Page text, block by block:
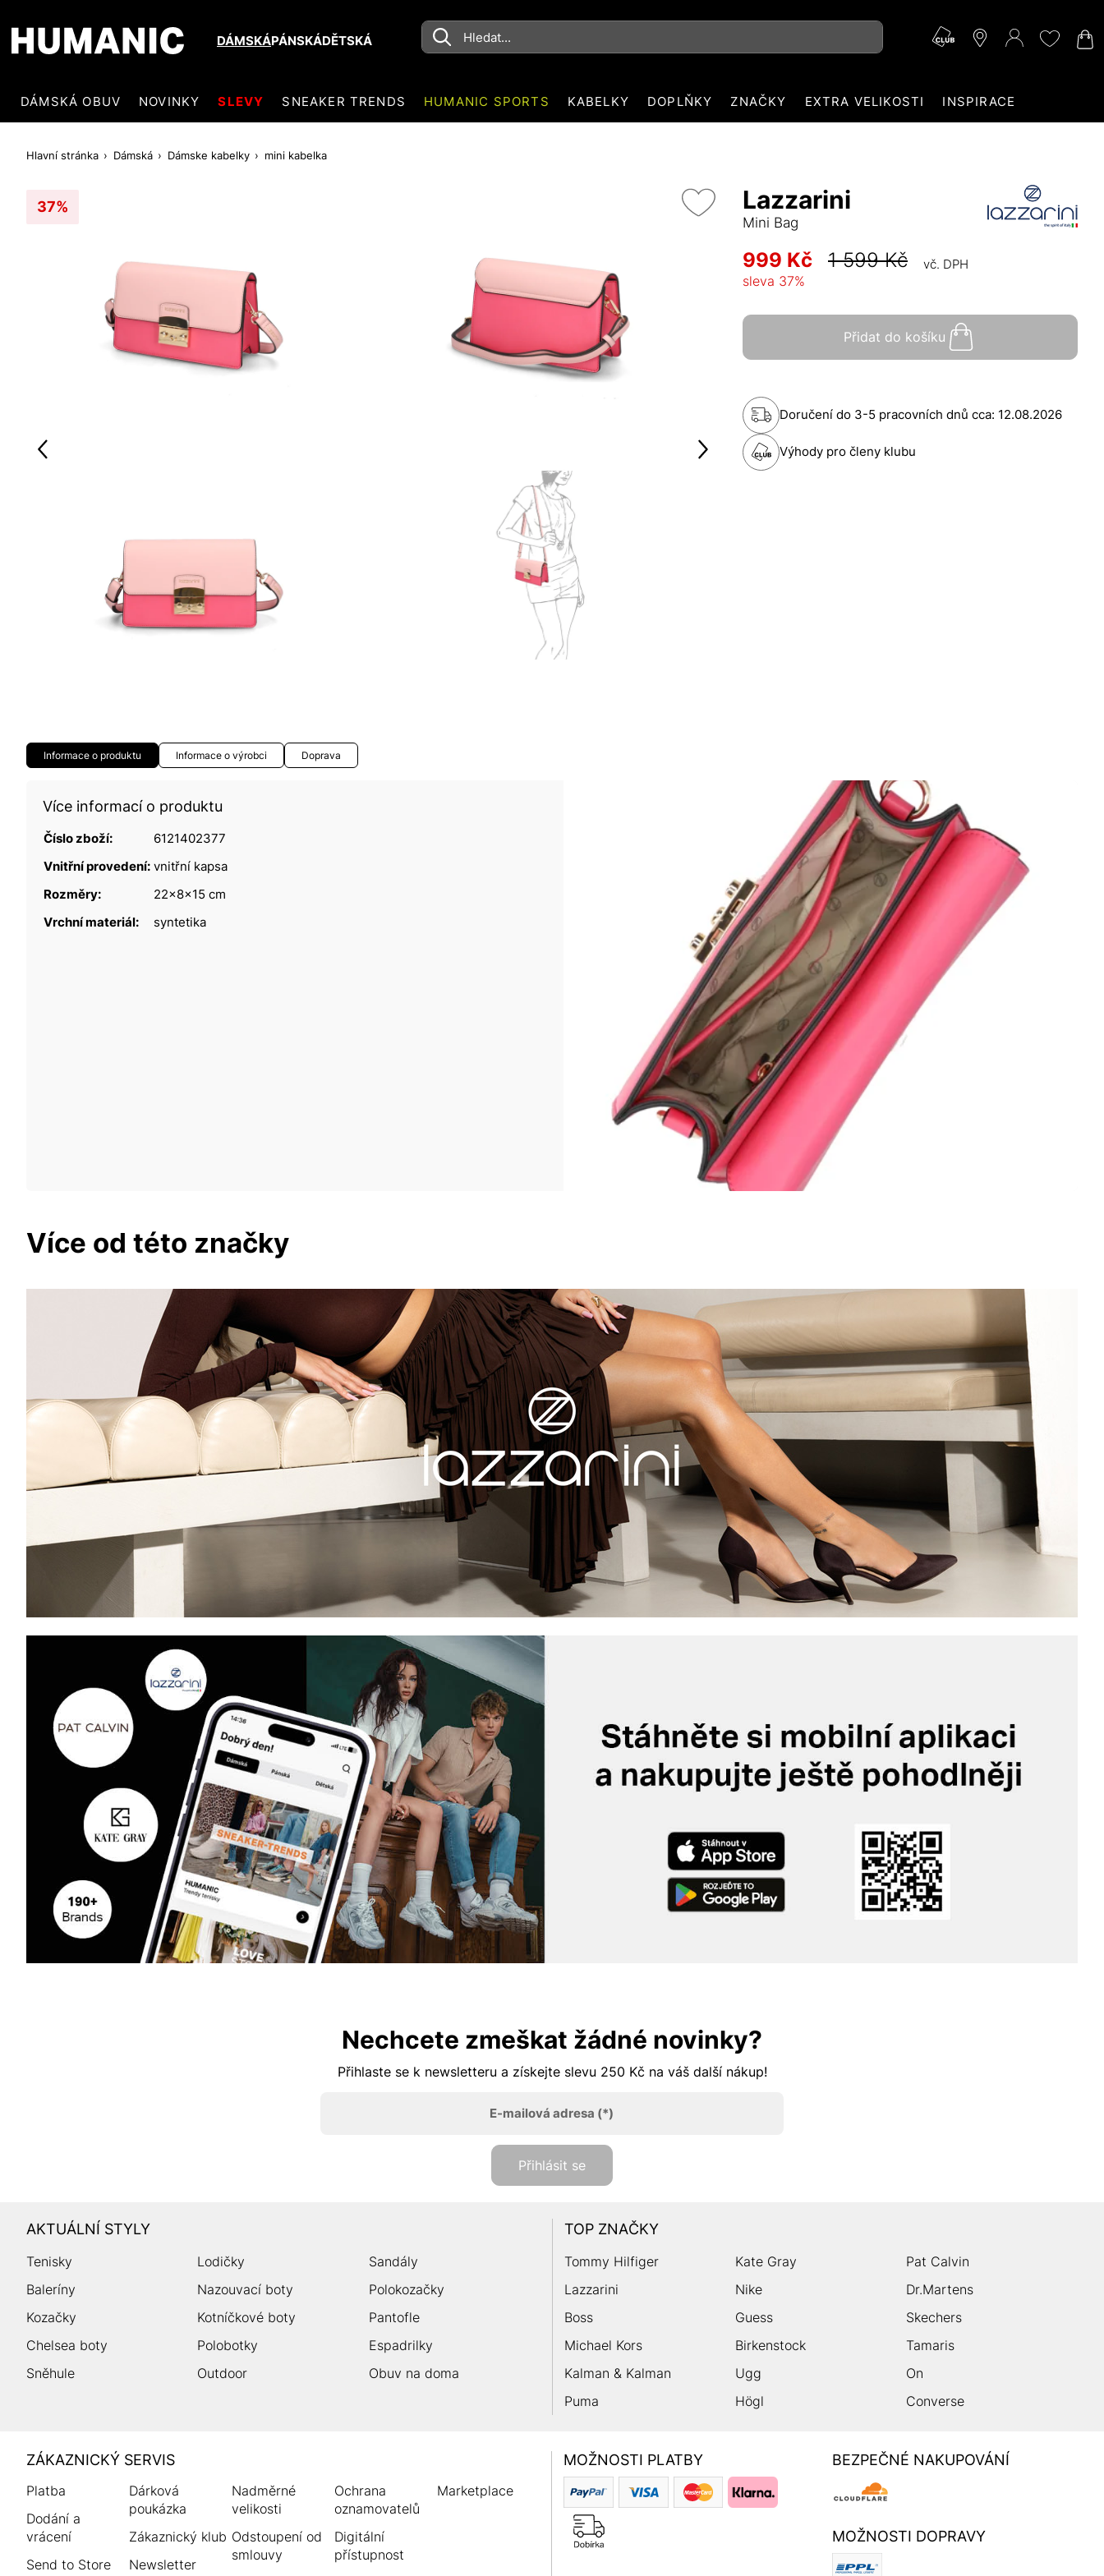
DÁMSKÁPÁNSKÁDĚTSKÁ
DÁMSKÁ OBUV NOVINKY SLEVY SNEAKER TRENDS HUMANIC SPORTS KABELKY DOPLŇKY ZNAČKY EXTRA VELIKOSTI INSPIRACE
Hlavní stránka Dámská Dámske kabelky mini kabelka
37% Lazzarini
Mini Bag
999 Kč 1 599 Kč vč. DPH
sleva 37%
Přidat do košíku
Doručení do 3-5 pracovních dnů cca: 12.08.2026
Výhody pro členy klubu
Informace o produktu Informace o výrobci Doprava
Více informací o produktu
Číslo zboží:
6121402377
Vnitřní provedení: vnitřní kapsa
Rozměry:
22x8x15 cm
Vrchní materiál:
syntetika
Více od této značky
Nechcete zmeškat žádné novinky?
Přihlaste se k newsletteru a získejte slevu 250 Kč na váš další nákup!
E-mailová adresa (*)
Přihlásit se
AKTUÁLNÍ STYLY
Tenisky Lodičky
Sandály
Baleríny
Nazouvací boty
Polokozačky
Kozačky
Kotníčkové boty
Pantofle
Chelsea boty
Polobotky
Espadrilky
Sněhule
Outdoor Obuv na doma
TOP ZNAČKY
Tommy Hilfiger Kate Gray
Pat Calvin
Lazzarini
Nike
Dr.Martens
Boss
Guess
Skechers
Michael Kors
Birkenstock
Tamaris
Kalman & Kalman
Ugg
On
Puma
Högl Converse
HUMANIC
Zápatí
ZÁKAZNICKÝ SERVIS
Platba
Dodání a
vrácení
Send to Store
Dárková
poukázka
Zákaznický klub
Newsletter
Nadměrné
velikosti
Odstoupení od
smlouvy
Ochrana
oznamovatelů
Digitální
přístupnost
Marketplace
MOŽNOSTI PLATBY BEZPEČNÉ NAKUPOVÁNÍ
MOŽNOSTI DOPRAVY